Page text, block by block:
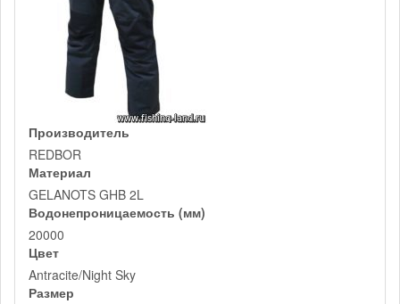
Производитель
REDBOR
Материал
GELANOTS GHB 2L
Водонепроницаемость (мм)
20000
Цвет
Antracite/Night Sky
Размер